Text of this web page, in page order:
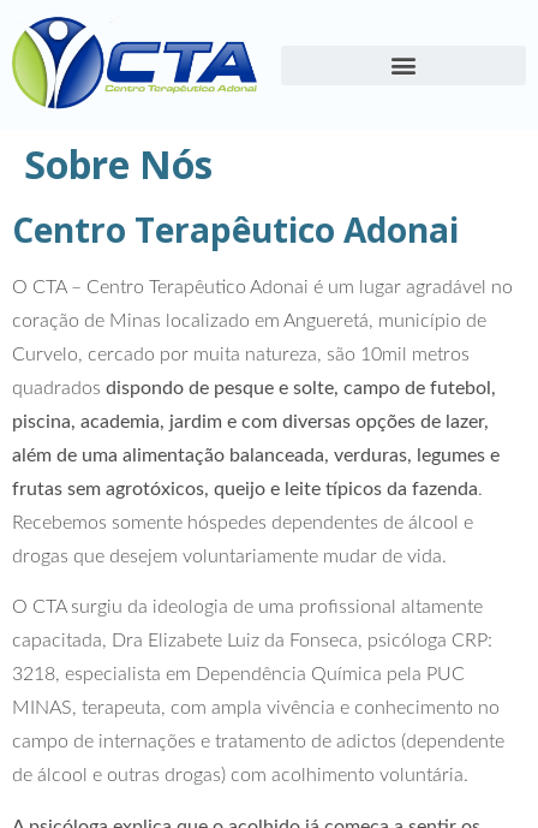
Sobre Nós
Centro Terapêutico Adonai
O CTA – Centro Terapêutico Adonai é um lugar agradável no
coração de Minas localizado em Angueretá, município de
Curvelo, cercado por muita natureza, são 10mil metros
quadrados dispondo de pesque e solte, campo de futebol,
piscina, academia, jardim e com diversas opções de lazer,
além de uma alimentação balanceada, verduras, legumes e
frutas sem agrotóxicos, queijo e leite típicos da fazenda.
Recebemos somente hóspedes dependentes de álcool e
drogas que desejem voluntariamente mudar de vida.
O CTA surgiu da ideologia de uma profissional altamente
capacitada, Dra Elizabete Luiz da Fonseca, psicóloga CRP:
3218, especialista em Dependência Química pela PUC
MINAS, terapeuta, com ampla vivência e conhecimento no
campo de internações e tratamento de adictos (dependente
de álcool e outras drogas) com acolhimento voluntária.